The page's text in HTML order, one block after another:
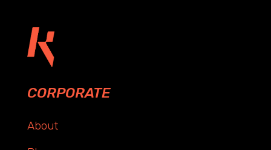
CORPORATE
About